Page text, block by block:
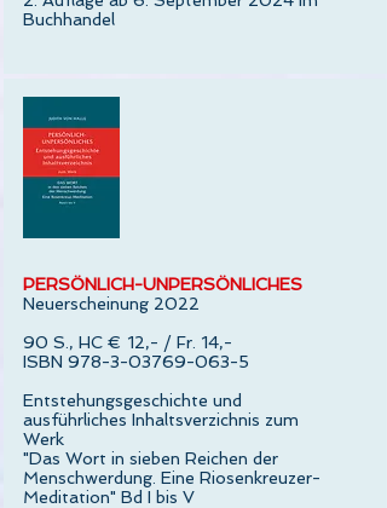
Buchhandel
PERSÖNLICH-UNPERSÖNLICHES
Neuerscheinung 2022
90 S., HC € 12,- / Fr. 14,-
ISBN 978-3-03769-063-5
Entstehungsgeschichte und
ausführliches Inhaltsverzichnis zum
Werk
"Das Wort in sieben Reichen der
Menschwerdung. Eine Riosenkreuzer-
Meditation" Bd I bis V